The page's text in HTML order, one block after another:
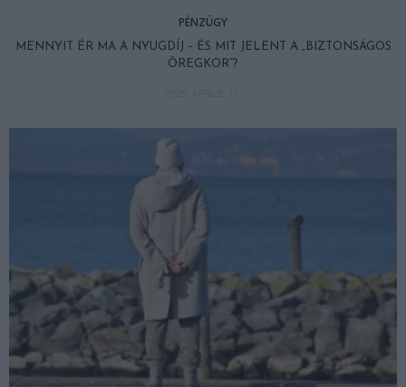
PÉNZÜGY
MENNYIT ÉR MA A NYUGDÍJ – ÉS MIT JELENT A „BIZTONSÁGOS
ÖREGKOR”?